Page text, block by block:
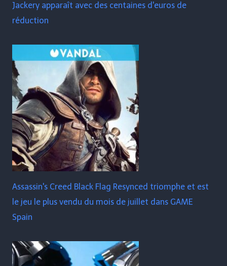
Jackery apparaît avec des centaines d'euros de
réduction
Assassin's Creed Black Flag Resynced triomphe et est
le jeu le plus vendu du mois de juillet dans GAME
Spain